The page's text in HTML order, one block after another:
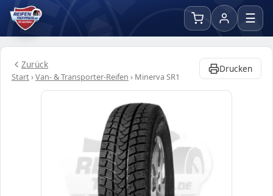
☰
Zurück
Start›Van- & Transporter-Reifen › Minerva SR1
Drucken